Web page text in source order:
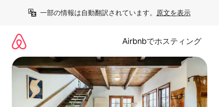
一部の情報は自動翻訳されています。 原文を表示
Airbnbでホスティング